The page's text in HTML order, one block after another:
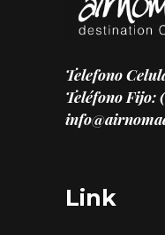
Telefono
Teléfono Fijo:
Link